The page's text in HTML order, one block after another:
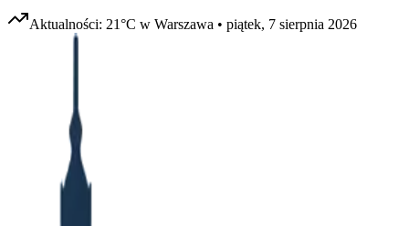
Aktualności: 21°C w Warszawa • piątek, 7 sierpnia 2026